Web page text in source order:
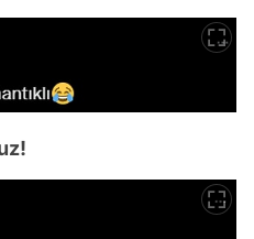
Video
Test